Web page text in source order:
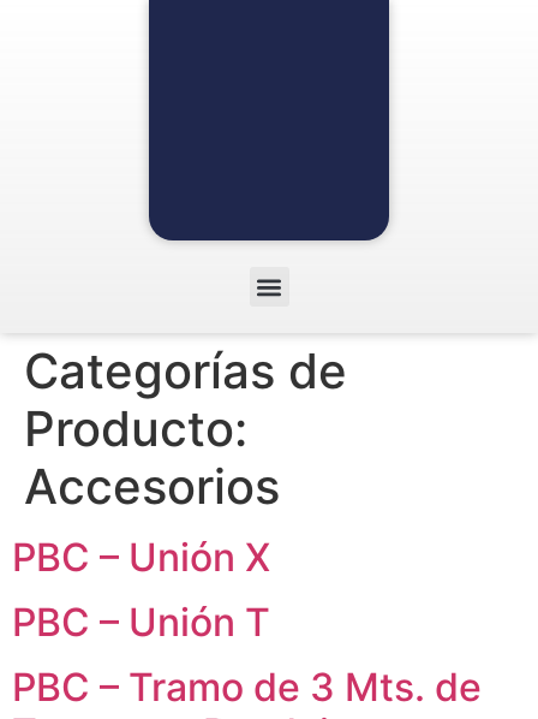
Categorías de
Producto:
Accesorios
PBC – Unión X
PBC – Unión T
PBC – Tramo de 3 Mts. de